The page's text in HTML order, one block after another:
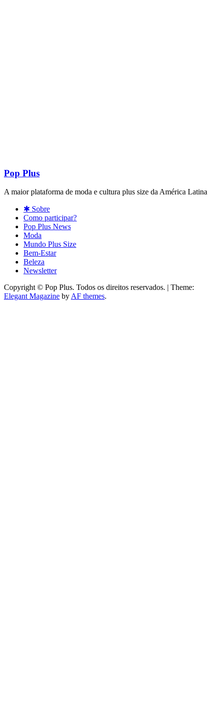
Pop Plus
A maior plataforma de moda e cultura plus size da América Latina
✱ Sobre
Como participar?
Pop Plus News
Moda
Mundo Plus Size
Bem-Estar
Beleza
Newsletter
Copyright © Pop Plus. Todos os direitos reservados. | Theme:
Elegant Magazine by AF themes.